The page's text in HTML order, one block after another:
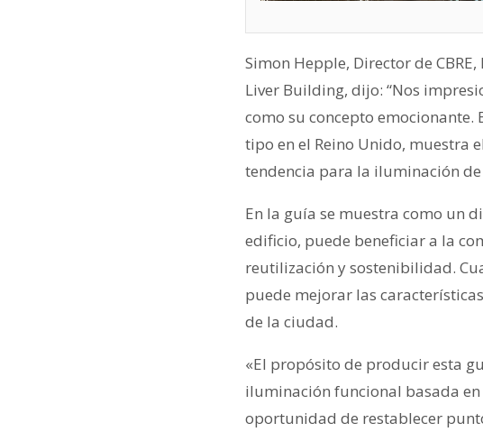
Simon Hepple, Director de
Liver Building, dijo: “Nos
como su concepto
tipo en el Reino Unido, muestra
tendencia para la iluminación
En la guía se muestra como un
edificio, puede beneficiar a la
reutilización y sostenibilidad.
puede mejorar las
de la ciudad.
«El propósito de producir esta
iluminación funcional basada
oportunidad de restablecer